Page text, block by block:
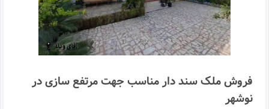
فروش ملک سند دار مناسب جهت مرتفع سازی در
نوشهر